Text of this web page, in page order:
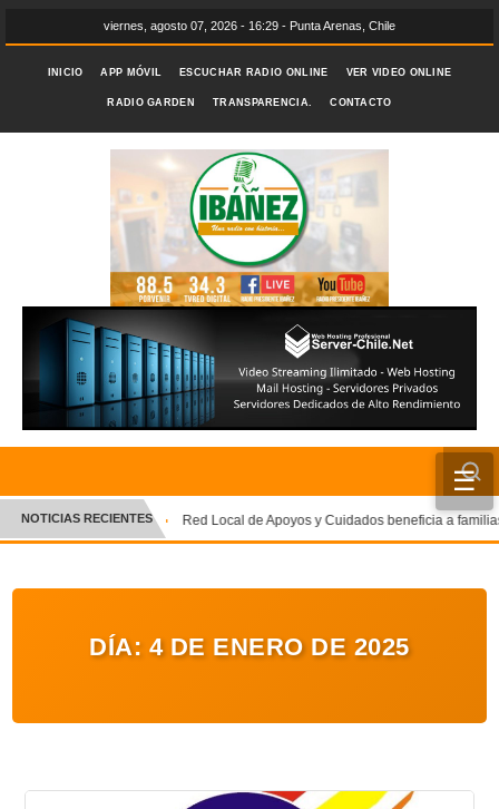
viernes, agosto 07, 2026 - 16:29 - Punta Arenas, Chile
INICIO APP MÓVIL ESCUCHAR RADIO ONLINE VER VIDEO ONLINE
RADIO GARDEN TRANSPARENCIA. CONTACTO
☰
INICIO
CRÓNICA
ENTRETENIMIENTO Y CULTURA
NOTICIAS RECIENTES Red Local de Apoyos y Cuidados beneficia a
DÍA: 4 DE ENERO DE 2025